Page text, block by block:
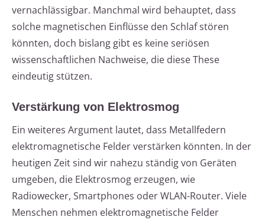
vernachlässigbar. Manchmal wird behauptet, dass
solche magnetischen Einflüsse den Schlaf stören
könnten, doch bislang gibt es keine seriösen
wissenschaftlichen Nachweise, die diese These
eindeutig stützen.
Verstärkung von Elektrosmog
Ein weiteres Argument lautet, dass Metallfedern
elektromagnetische Felder verstärken könnten. In der
heutigen Zeit sind wir nahezu ständig von Geräten
umgeben, die Elektrosmog erzeugen, wie
Radiowecker, Smartphones oder WLAN-Router. Viele
Menschen nehmen elektromagnetische Felder